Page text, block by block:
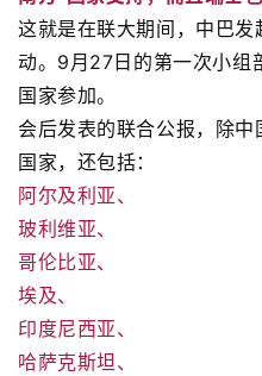
这就是在联大期间，中巴发
动。9月27日的第一次小组
国家参加。
会后发表的联合公报，除
国家，还包括：
阿尔及利亚、
玻利维亚、
哥伦比亚、
埃及、
印度尼西亚、
哈萨克斯坦、